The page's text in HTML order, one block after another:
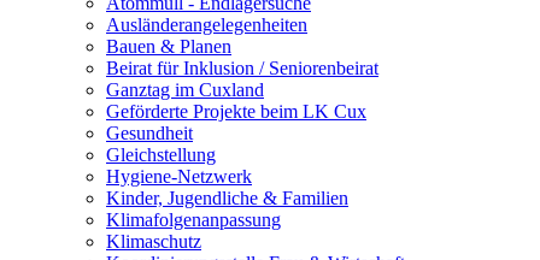
Ausländerangelegenheiten
Bauen & Planen
Beirat für Inklusion / Seniorenbeirat
Ganztag im Cuxland
Geförderte Projekte beim LK Cux
Gesundheit
Gleichstellung
Hygiene-Netzwerk
Kinder, Jugendliche & Familien
Klimafolgenanpassung
Klimaschutz